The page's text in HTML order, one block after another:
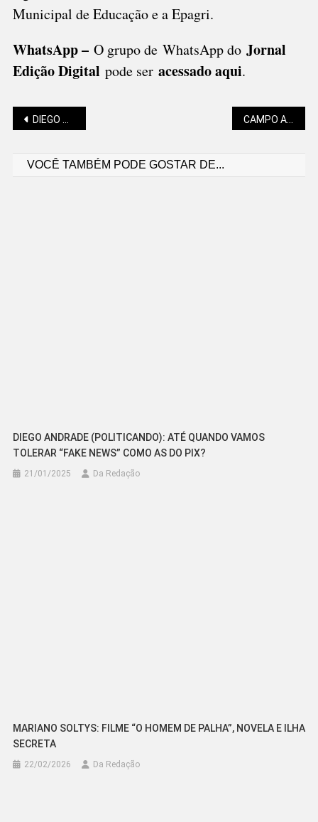
Municipal de Educação e a Epagri.
WhatsApp – O grupo de WhatsApp doJornal
Edição Digital pode ser acessado aqui.
Navegação
DIEGO ANDRADE: BOLSONARO PRESO, DEMOCRACIA À PROVA E LIÇÕES CONTRA O ESQUECIMENTO
VOCÊ TAMBÉM PODE GOSTAR DE...
DIEGO ANDRADE (POLITICANDO): ATÉ QUANDO VAMOS
TOLERAR “FAKE NEWS” COMO AS DO PIX?
21/01/2025 Da Redação
MARIANO SOLTYS: FILME “O HOMEM DE PALHA”, NOVELA E ILHA
SECRETA
22/02/2026 Da Redação